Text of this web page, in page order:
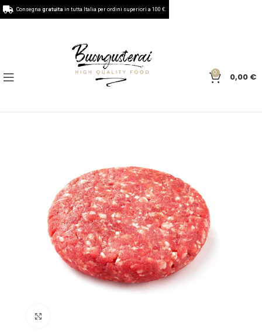
0 0,00 €
Consegna gratuita in tutta Italia per ordini superiori a 100 €.